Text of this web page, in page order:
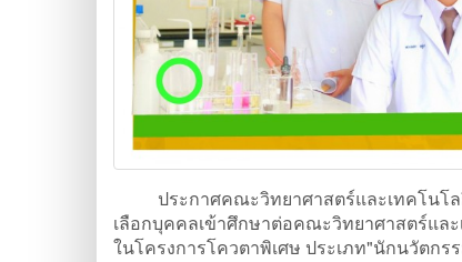
ประกาศคณะวิทยาศาสตร์และเทคโนโลยี
เลือกบุคคลเข้าศึกษาต่อคณะวิทยาศาสตร์แล
ในโครงการโควตาพิเศษ ประเภท"นักนวัตก